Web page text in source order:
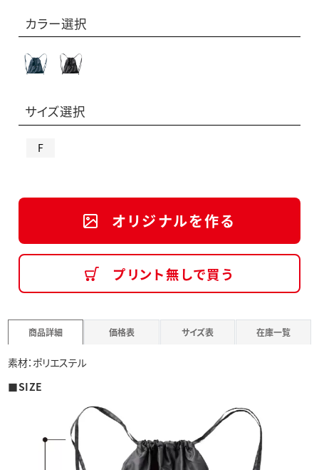
カラー選択
サイズ選択
F
オリジナルを作る
プリント無しで買う
商品詳細 価格表 サイズ表 在庫一覧
素材：ポリエステル
■SIZE